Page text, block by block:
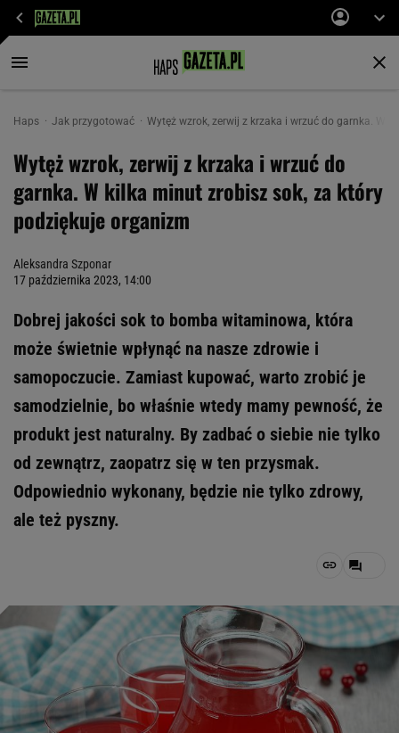
Haps Jak przygotować Wytęż wzrok, zerwij z krzaka i wrzuć do garnka. W
Wytęż wzrok, zerwij z krzaka i wrzuć do
garnka. W kilka minut zrobisz sok, za który
podziękuje organizm
Aleksandra Szponar
17 października 2023, 14:00
Dobrej jakości sok to bomba witaminowa, która
może świetnie wpłynąć na nasze zdrowie i
samopoczucie. Zamiast kupować, warto zrobić je
samodzielnie, bo właśnie wtedy mamy pewność, że
produkt jest naturalny. By zadbać o siebie nie tylko
od zewnątrz, zaopatrz się w ten przysmak.
Odpowiednio wykonany, będzie nie tylko zdrowy,
ale też pyszny.